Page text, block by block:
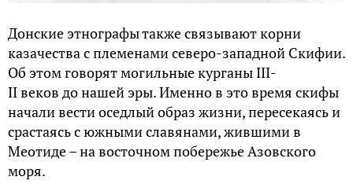
Донские этнографы также связывают корни
казачества с племенами северо-западной Скифии.
Об этом говорят могильные курганы III-
II веков до нашей эры. Именно в это время скифы
начали вести оседлый образ жизни, пересекаясь и
срастаясь с южными славянами, жившими в
Меотиде – на восточном побережье Азовского
моря.